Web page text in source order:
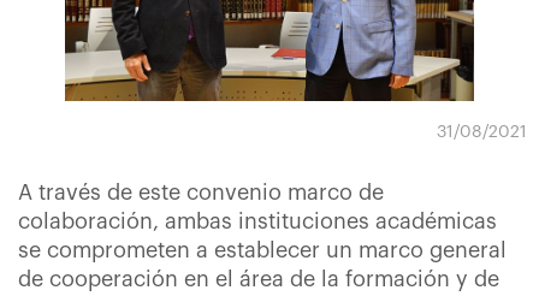
31/08/2021
A través de este convenio marco de
colaboración, ambas instituciones académicas
se comprometen a establecer un marco general
de cooperación en el área de la formación y de